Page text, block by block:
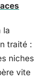
la
traité :
niches
vite